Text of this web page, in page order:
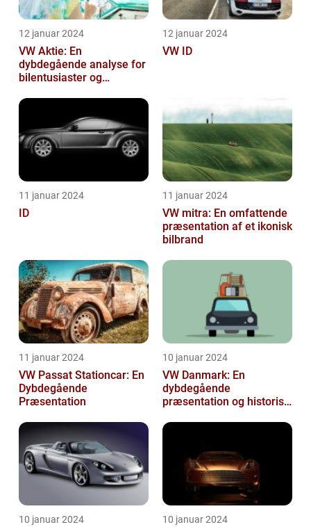
12 januar 2024
VW Aktie: En
dybdegående analyse for
bilentusiaster og
12 januar 2024
VW ID
11 januar 2024
ID
11 januar 2024
VW mitra: En omfattende
præsentation af et ikonisk
bilbrand
11 januar 2024
VW Passat Stationcar: En
Dybdegående
Præsentation
10 januar 2024
VW Danmark: En
dybdegående
præsentation og historisk
10 januar 2024 10 januar 2024